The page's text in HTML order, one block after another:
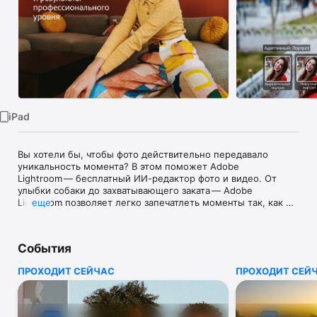
TV
iPad
Вы хотели бы, чтобы фото действительно передавало
уникальность момента? В этом поможет Adobe
Lightroom — бесплатный ИИ-редактор фото и видео. От
улыбки собаки до захватывающего заката — Adobe
Lightroom позволяет легко запечатлеть моменты так, как
Lightroom предоставляет мощные ИИ-инструменты для
увлекательной. Adobe Lightroom помогает создавать фото,
которые вы сможете с гордостью показать.
ФОТОРЕДАКТОР, КОТОРЫЙ ПОМОГАЕТ ДОВЕСТИ ФОТО ДО
еще
События
ПРОХОДИТ СЕЙЧАС ПРОХОДИТ